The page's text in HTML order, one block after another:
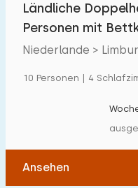
Ferienbauernhof
Villa
Kinderfreundlich
Ländliche
Personen mit
Niederlande >
10 Personen | 4
Ansehen